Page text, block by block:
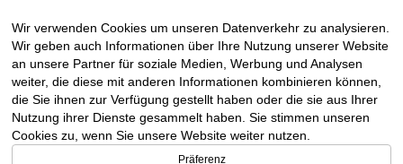
Sponsoren
Verein
Dokumente
Stadion
Integration
Gesundheit
Wir verwenden Cookies um unseren Datenverkehr zu analysieren.
Wir geben auch Informationen über Ihre Nutzung unserer Website
an unsere Partner für soziale Medien, Werbung und Analysen
weiter, die diese mit anderen Informationen kombinieren können,
die Sie ihnen zur Verfügung gestellt haben oder die sie aus Ihrer
Nutzung ihrer Dienste gesammelt haben. Sie stimmen unseren
Cookies zu, wenn Sie unsere Website weiter nutzen.
Präferenz